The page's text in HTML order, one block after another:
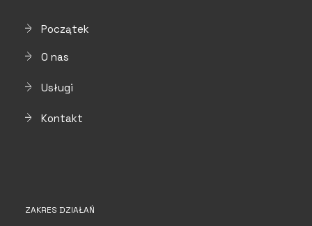
Początek
O nas
Usługi
Kontakt
ZAKRES DZIAŁAŃ